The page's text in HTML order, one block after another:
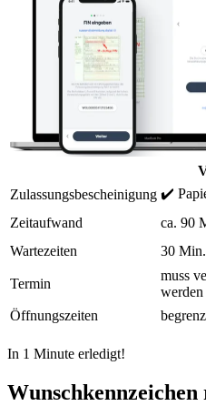
Zulassungsbescheinigung ✔️
Zeitaufwand
ca. 90
Wartezeiten
30
Termin
muss
werden
Öffnungszeiten
In 1 Minute erledigt!